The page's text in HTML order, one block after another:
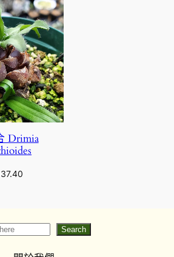
Drimia
Search